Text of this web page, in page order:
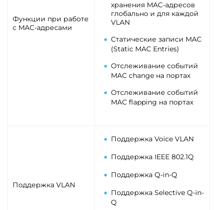
Функции при работе
с МAC-адресами
хранения MAC-адресов
глобально и для каждой
VLAN
Статические записи MAC
(Static MAC Entries)
Отслеживание событий
MAC change на портах
Отслеживание событий
MAC flapping на портах
Поддержка VLAN
Поддержка Voice VLAN
Поддержка IEEE 802.1Q
Поддержка Q-in-Q
Поддержка Selective Q-in-
Q